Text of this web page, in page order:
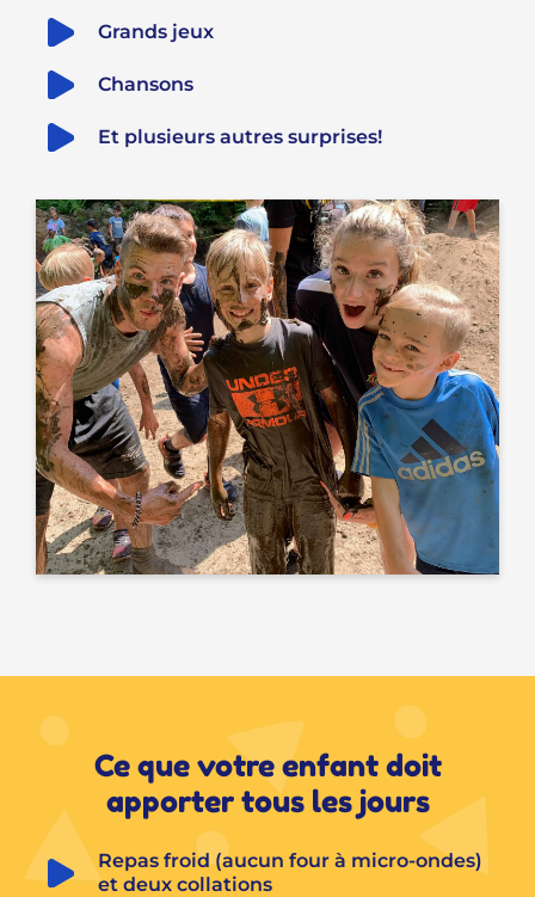
Grands jeux
Chansons
Et plusieurs autres surprises!
Ce que votre enfant doit
apporter tous les jours
Repas froid (aucun four à micro-ondes)
et deux collations